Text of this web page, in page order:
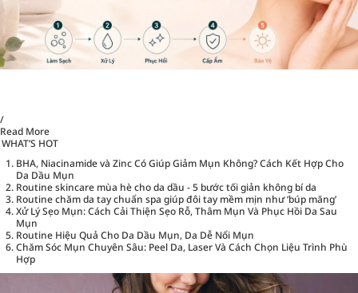
/
Read More
WHAT’S HOT
BHA, Niacinamide và Zinc Có Giúp Giảm Mụn Không? Cách Kết Hợp Cho
Da Dầu Mụn
Routine skincare mùa hè cho da dầu - 5 bước tối giản không bí da
Routine chăm da tay chuẩn spa giúp đôi tay mềm mịn như ‘búp măng’
Xử Lý Sẹo Mụn: Cách Cải Thiện Sẹo Rỗ, Thâm Mụn Và Phục Hồi Da Sau
Mụn
Routine Hiệu Quả Cho Da Dầu Mụn, Da Dễ Nổi Mụn
Chăm Sóc Mụn Chuyên Sâu: Peel Da, Laser Và Cách Chọn Liệu Trình Phù
Hợp